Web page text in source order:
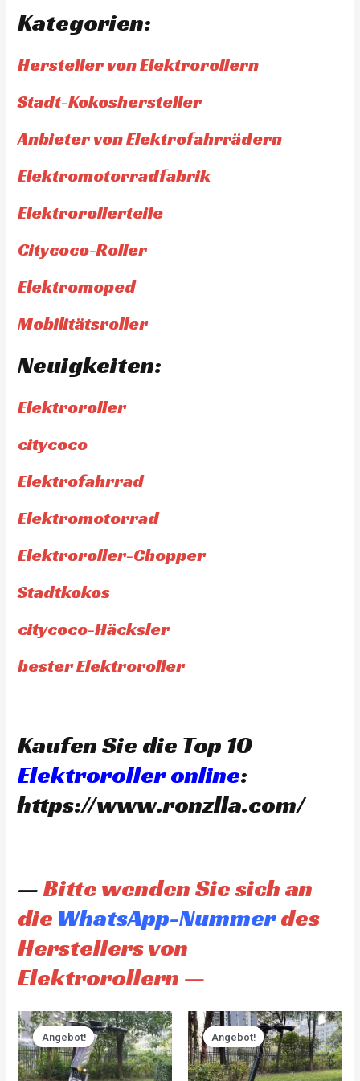
Kategorien:
Hersteller von Elektrorollern
Stadt-Kokoshersteller
Anbieter von Elektrofahrrädern
Elektromotorradfabrik
Elektrorollerteile
Citycoco-Roller
Elektromoped
Mobilitätsroller
Neuigkeiten:
Elektroroller
citycoco
Elektrofahrrad
Elektromotorrad
Elektroroller-Chopper
Stadtkokos
citycoco-Häcksler
bester Elektroroller
Kaufen Sie die Top 10
Elektroroller online:
https://www.ronzlla.com/
—Bitte wenden Sie sich an
die WhatsApp-Nummerdes
Herstellers von
Elektrorollern —
Angebot!
Angebot!
Original
price
was:
CHF 3'930.00.
Current
price
is:
CHF 3'733.00.
Angebot!
Angebot!
Original
price
was:
CHF 4'845.00.
Current
price
is:
CHF